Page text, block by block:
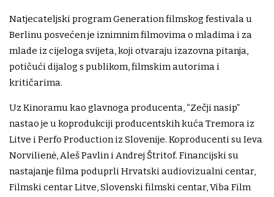
Natjecateljski program Generation filmskog festivala u
Berlinu posvećen je iznimnim filmovima o mladima i za
mlade iz cijeloga svijeta, koji otvaraju izazovna pitanja,
potičući dijalog s publikom, filmskim autorima i
kritičarima.
Uz Kinoramu kao glavnoga producenta, “Zečji nasip”
nastao je u koprodukciji producentskih kuća Tremora iz
Litve i Perfo Production iz Slovenije. Koproducenti su Ieva
Norvilienė, Aleš Pavlin i Andrej Štritof. Financijski su
nastajanje filma poduprli Hrvatski audiovizualni centar,
Filmski centar Litve, Slovenski filmski centar, Viba Film